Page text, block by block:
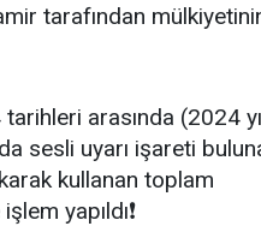
tarafından
arasında (2024
sesli uyarı işareti
kullanan toplam
yapıldı❗️